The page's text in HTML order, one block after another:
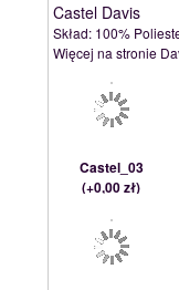
Castel Davis
Skład: 100%
Więcej na stronie
Castel_03
(+0,00 zł)